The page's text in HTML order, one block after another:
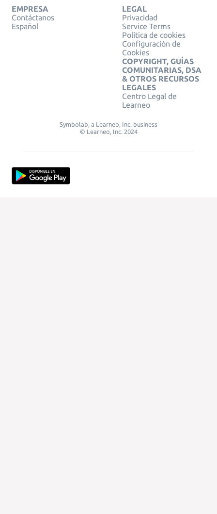
EMPRESA
Contáctanos
Español
LEGAL
Privacidad
Service Terms
Política de cookies
Configuración de
Cookies
COPYRIGHT, GUÍAS
COMUNITARIAS, DSA
& OTROS RECURSOS
LEGALES
Centro Legal de
Learneo
Symbolab, a Learneo, Inc. business
© Learneo, Inc. 2024